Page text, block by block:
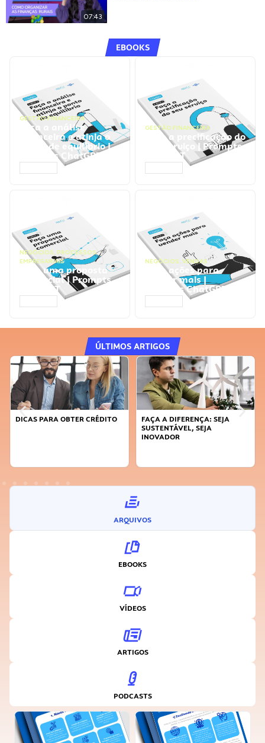
07:43
EBOOKS
GESTÃO FINANCEIRA
Faça a análise
financeira e atinja o
ponto de equilíbrio |
Prompts ChatGPT
GESTÃO FINANCEIRA
Faça a precificação do
seu serviço | Prompts
ChatGPT
NEGÓCIOS, PROCESSOS
EMPRESARIAIS
Faça uma proposta
comercial | Prompts
ChatGPT
NEGÓCIOS, VENDAS
Faça ações para
vender mais |
Prompts ChatGPT
ÚLTIMOS ARTIGOS
DICAS PARA OBTER CRÉDITO
FAÇA A DIFERENÇA: SEJA
SUSTENTÁVEL, SEJA
INOVADOR
ARQUIVOS
EBOOKS
VÍDEOS
ARTIGOS
PODCASTS